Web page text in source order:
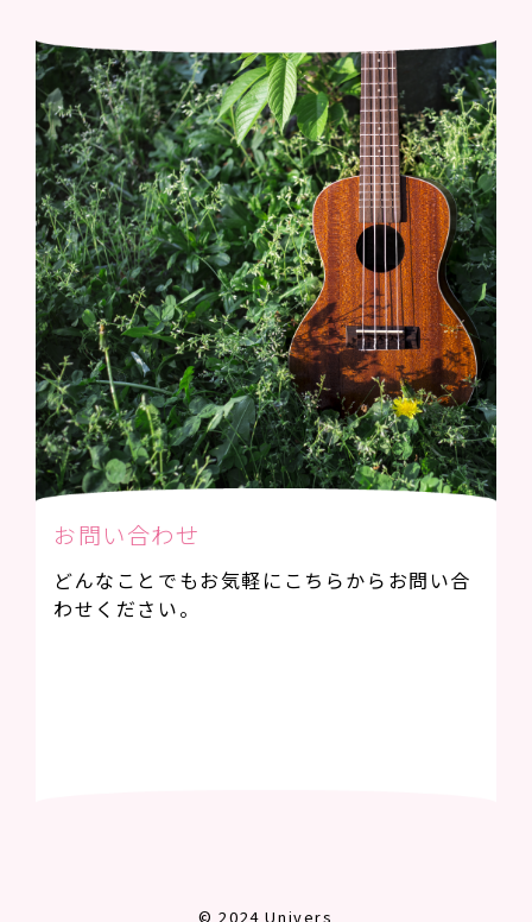
お問い合わせ
どんなことでもお気軽にこちらからお問い合
わせください。
© 2024 Univers